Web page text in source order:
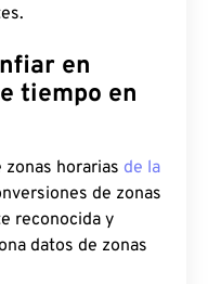
en
tiempo en
horarias de la
de zonas
reconocida y
datos de zonas